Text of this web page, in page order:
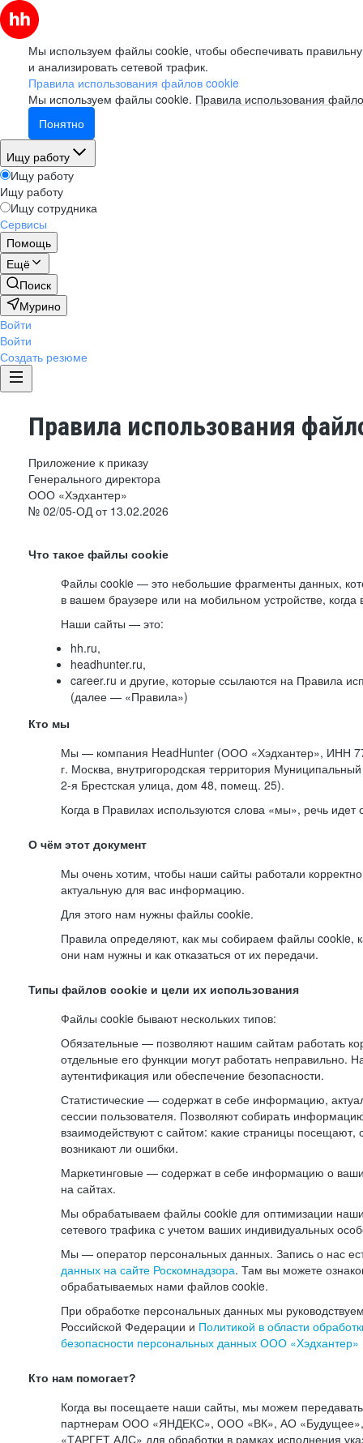
Мы используем файлы cookie, чтобы обеспечивать
и анализировать сетевой трафик.
Правила использования файлов cookie
Мы используем файлы cookie. Правила использования
Понятно
Ищу работу
Ищу работу
Ищу работу
Ищу сотрудника
Сервисы
Помощь
Ещё
Поиск
Мурино
Войти
Войти
Создать резюме
Правила использования
Приложение к приказу
Генерального директора
ООО «Хэдхантер»
№ 02/05-ОД от 13.02.2026
Что такое файлы cookie
Файлы cookie — это небольшие фрагменты данных,
в вашем браузере или на мобильном устройстве,
Наши сайты — это:
hh.ru,
headhunter.ru,
career.ru и другие, которые ссылаются на Правила
(далее — «Правила»)
Кто мы
Мы — компания HeadHunter (ООО «Хэдхантер», ИНН
г. Москва, внутригородская территория Муниципальный
2-я Брестская улица, дом 48, помещ. 25).
Когда в Правилах используются слова «мы», речь
О чём этот документ
Мы очень хотим, чтобы наши сайты работали
актуальную для вас информацию.
Для этого нам нужны файлы cookie.
Правила определяют, как мы собираем файлы cookie,
они нам нужны и как отказаться от их передачи.
Типы файлов cookie и цели их использования
Файлы cookie бывают нескольких типов:
Обязательные — позволяют нашим сайтам работать
отдельные его функции могут работать неправильно.
аутентификация или обеспечение безопасности.
Статистические — содержат в себе информацию,
сессии пользователя. Позволяют собирать
взаимодействуют с сайтом: какие страницы посещают,
возникают ли ошибки.
Маркетинговые — содержат в себе информацию о
на сайтах.
Мы обрабатываем файлы cookie для оптимизации
сетевого трафика с учетом ваших индивидуальных
Мы — оператор персональных данных. Запись о нас
данных на сайте Роскомнадзора. Там вы можете
обрабатываемых нами файлов cookie.
При обработке персональных данных мы
Российской Федерации и Политикой в области
безопасности персональных данных ООО «Хэдхантер»
Кто нам помогает?
Когда вы посещаете наши сайты, мы можем
партнерам ООО «ЯНДЕКС», ООО «ВК», АО
«ТАРГЕТ АДС» для обработки в рамках исполнения